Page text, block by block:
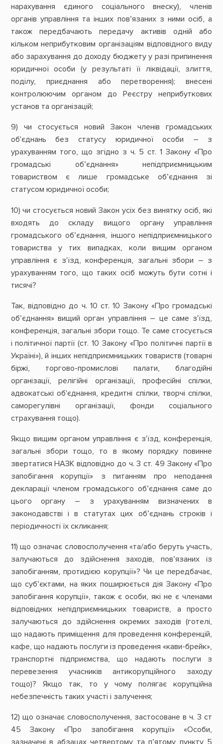
нарахування єдиного соціального внеску), членів
органів управління та інших пов’язаних з ними осіб, а
також передбачають передачу активів одній або
кільком неприбутковим організаціям відповідного виду
або зарахування до доходу бюджету у разі припинення
юридичної особи (у результаті її ліквідації, злиття,
поділу, приєднання або перетворення); внесені
контролюючим органом до Реєстру неприбуткових
установ та організацій;
9) чи стосується новий Закон членів громадських
об'єднань без статусу юридичної особи – з
урахуванням того, що згідно з ч. 5 ст. 1 Закону «Про
громадські об’єднання» непідприємницьким
товариством є лише громадське об’єднання зі
статусом юридичної особи;
10) чи стосується новий Закон усіх без винятку осіб, які
входять до складу вищого органу управління
громадського об’єднання, іншого непідприємницького
товариства у тих випадках, коли вищим органом
управління є з'їзд, конференція, загальні збори – з
урахуванням того, що таких осіб можуть бути сотні і
тисячі?
Так, відповідно до ч. 10 ст. 10 Закону «Про громадські
об’єднання» вищий орган управління – це саме з'їзд,
конференція, загальні збори тощо. Те саме стосується
і політичної партії (ст. 10 Закону «Про політичні партії в
Україні»), й інших непідприємницьких товариств (товарні
біржі, торгово-промислові палати, благодійні
організації, релігійні організації, професійні спілки,
адвокатські об'єднання, кредитні спілки, творчі спілки,
саморегулівні організації, фонди соціального
страхування тощо).
Якщо вищим органом управління є з'їзд, конференція,
загальні збори тощо, то в якому порядку повинне
звертатися НАЗК відповідно до ч. 3 ст. 49 Закону «Про
запобігання корупції» з питанням про неподання
декларації членом громадського об’єднання саме до
цього органу – з урахуванням визначених в
законодавстві і в статутах цих об’єднань строків і
періодичності їх скликання;
11) що означає словосполучення «та/або беруть участь,
залучаються до здійснення заходів, пов’язаних із
запобіганням, протидією корупції»? Чи це передбачає,
що суб’єктами, на яких поширюється дія Закону «Про
запобігання корупції», також є особи, які не є членами
відповідних непідприємницьких товариств, а просто
залучаються до здійснення окремих заходів (готелі,
що надають приміщення для проведення конференцій,
кафе, що надають послуги із проведення «кави-брейк»,
транспортні підприємства, що надають послуги з
перевезення учасників антикорупційного заходу
тощо)? Якщо так, то у чому полягає корупційна
небезпечність таких участі і залучення;
12) що означає словосполучення, застосоване в ч. 3 ст
45 Закону «Про запобігання корупції» «Особи,